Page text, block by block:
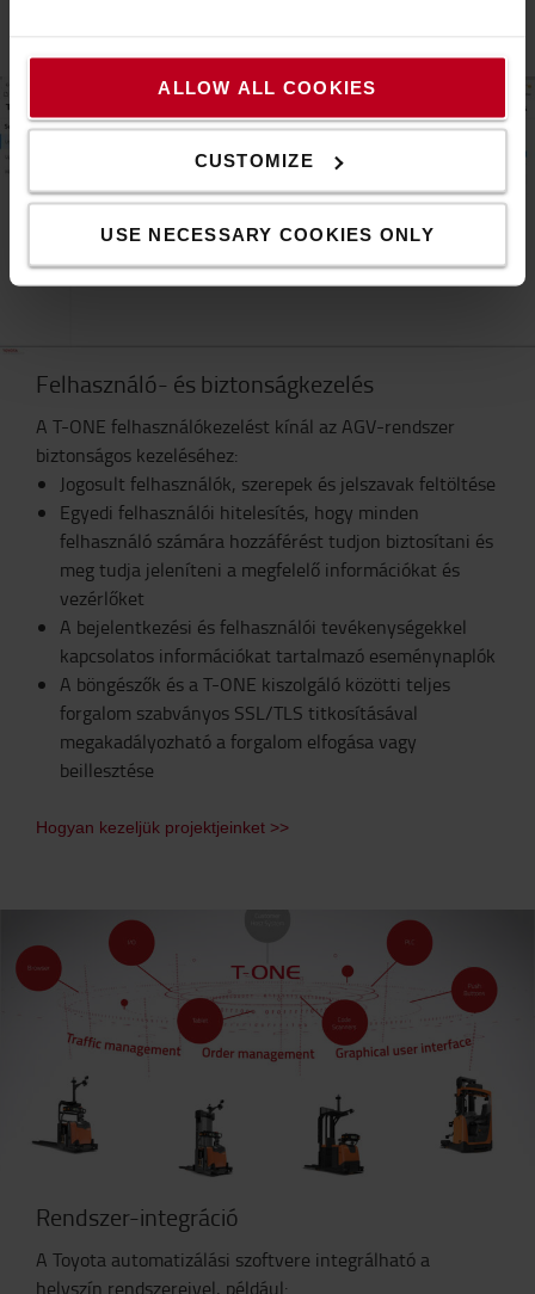
ALLOW ALL COOKIES
CUSTOMIZE
USE NECESSARY COOKIES ONLY
Felhasználó- és biztonságkezelés
A T-ONE felhasználókezelést kínál az AGV-rendszer
biztonságos kezeléséhez:
Jogosult felhasználók, szerepek és jelszavak feltöltése
Egyedi felhasználói hitelesítés, hogy minden
felhasználó számára hozzáférést tudjon biztosítani és
meg tudja jeleníteni a megfelelő információkat és
vezérlőket
A bejelentkezési és felhasználói tevékenységekkel
kapcsolatos információkat tartalmazó eseménynaplók
A böngészők és a T-ONE kiszolgáló közötti teljes
forgalom szabványos SSL/TLS titkosításával
megakadályozható a forgalom elfogása vagy
beillesztése
Hogyan kezeljük projektjeinket >>
Rendszer-integráció
A Toyota automatizálási szoftvere integrálható a
helyszín rendszereivel, például: